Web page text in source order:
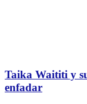
Taika Waititi y
enfadar